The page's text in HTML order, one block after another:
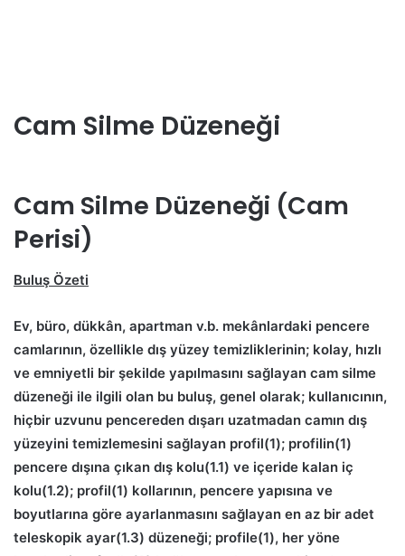
Cam Silme Düzeneği
Cam Silme Düzeneği (Cam
Perisi)
Buluş Özeti
Ev, büro, dükkân, apartman v.b. mekânlardaki pencere
camlarının, özellikle dış yüzey temizliklerinin; kolay, hızlı
ve emniyetli bir şekilde yapılmasını sağlayan cam silme
düzeneği ile ilgili olan bu buluş, genel olarak; kullanıcının,
hiçbir uzvunu pencereden dışarı uzatmadan camın dış
yüzeyini temizlemesini sağlayan profil(1); profilin(1)
pencere dışına çıkan dış kolu(1.1) ve içeride kalan iç
kolu(1.2); profil(1) kollarının, pencere yapısına ve
boyutlarına göre ayarlanmasını sağlayan en az bir adet
teleskopik ayar(1.3) düzeneği; profile(1), her yöne